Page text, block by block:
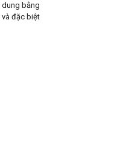
dung bằng
đặc biệt